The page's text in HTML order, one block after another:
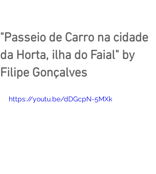
"Passeio de Carro na cidade
da Horta, ilha do Faial" by
Filipe Gonçalves
https://youtu.be/dDGcpN-5MXk